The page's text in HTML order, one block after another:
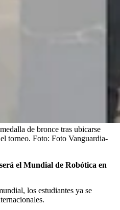
de bronce tras ubicarse
torneo. Foto: Foto Vanguardia-
el Mundial de Robótica en
los estudiantes ya se